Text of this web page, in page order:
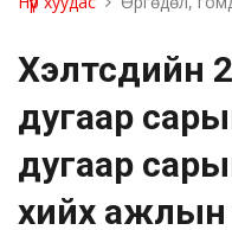
дугаар
дугаар
хийх ажлын